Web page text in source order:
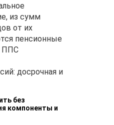
из сумм
от их
пенсионные
ППС
досрочная и
без
компоненты и